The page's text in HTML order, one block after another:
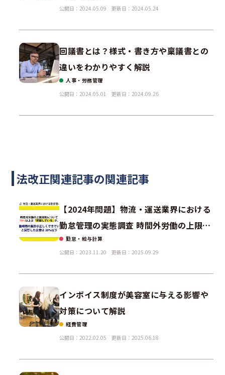
公開日：2024.05.09
更新日：2024.05.24
回議書とは？様式・書き方や稟議書との
違いをわかりやすく解説
人事・労務管理
公開日：2024.05.01
更新日：2024.09.26
法改正関連記事の関連記事
【2024年問題】物流・運送業界における
勤怠管理の実態調査 時間外労働の上限規
制について70％以上は「把握している」
が「労働時間の集計が正しくできてい
る」と回答した企業は30％以下
勤怠・給与計算
公開日：2023.11.20
更新日：2025.09.29
インボイス制度が美容室に与える影響や
対策について解説
経費管理
公開日：2022.02.05
更新日：2025.06.18